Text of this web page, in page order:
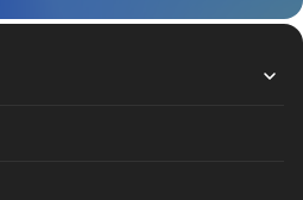
организации